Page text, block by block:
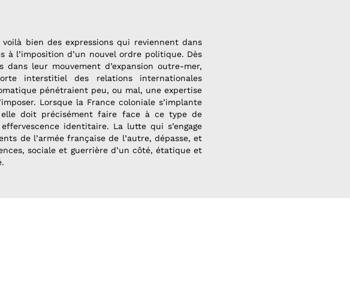
bien des expressions qui reviennent dans
l’imposition d’un nouvel ordre politique. Dès
leur mouvement d’expansion outre-mer,
interstitiel des relations internationales
pénétraient peu, ou mal, une expertise
Lorsque la France coloniale s’implante
doit précisément faire face à ce type de
identitaire. La lutte qui s’engage
de l’armée française de l’autre, dépasse, et
sociale et guerrière d’un côté, étatique et